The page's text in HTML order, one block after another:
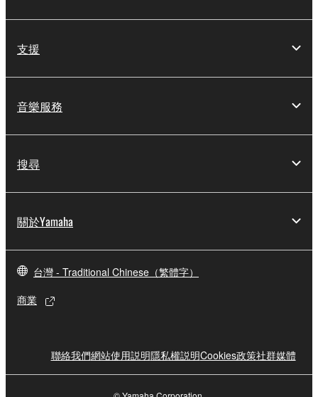
支援
音樂服務
搜尋
關於Yamaha
台灣 - Traditional Chinese（繁體字）
商業
聯絡我們網站使用説明隱私權説明Cookies政策社群媒體